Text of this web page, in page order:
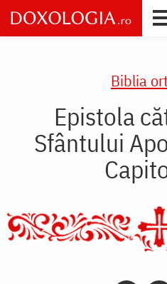
Skip
to
main
Biblia
Epistola
Sfântului